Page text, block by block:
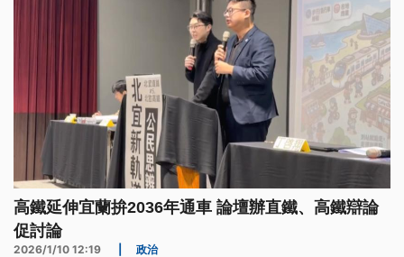
高鐵延伸宜蘭拚2036年通車 論壇辦直鐵、高鐵辯論
促討論
2026/1/10 12:19 政治